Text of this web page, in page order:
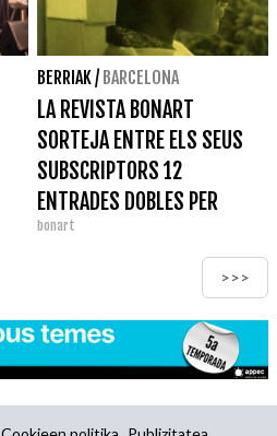
BERRIAK/ BARCELONA
LA REVISTA BONART
SORTEJA ENTRE ELS SEUS
SUBSCRIPTORS 12
ENTRADES DOBLES PER
VISITAR L'EXPOSICIÓ DE
CARRIE MAE WEEMS AL KBR
bonart
>>>